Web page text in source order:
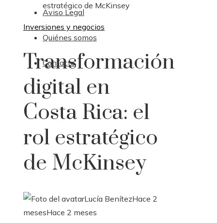
Aviso Legal
Quiénes somos
Contacto
estratégico de McKinsey
Inversiones y negocios
Transformación
digital en
Costa Rica: el
rol estratégico
de McKinsey
Lucía BenítezHace 2
mesesHace 2 meses